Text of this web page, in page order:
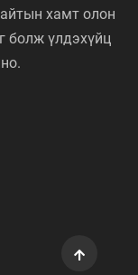
хамт олон
болж үлдэхүйц